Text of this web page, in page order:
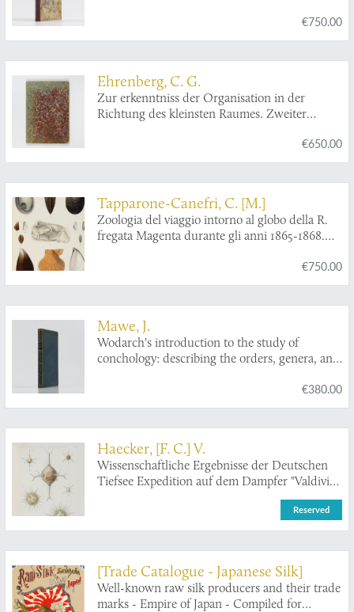
€750.00
Ehrenberg, C. G.
Zur erkenntniss der Organisation in der
Richtung des kleinsten Raumes. Zweiter
Structur der Magenthiere und Räderthiere
oder sogenannten Infusorien, nebst einer
Akademie der Wissenschaften zu Berlin im
Jahre 1831.
€650.00
Tapparone-Canefri, C. [M.]
Zoologia del viaggio intorno al globo della R.
fregata Magenta durante gli anni 1865-1868.
€750.00
Mawe, J.
Wodarch's introduction to the study of
conchology: describing the orders, genera, and
nature and properties of the animals; and
directions for collecting, preserving, and
€380.00
Haecker, [F. C.] V.
Wissenschaftliche Ergebnisse der Deutschen
Tiefsee Expedition auf dem Dampfer "Valdivia"
1898-1899. Vierzehnter Band. Tiefsee-
Reserved
[Trade Catalogue - Japanese Silk]
Well-known raw silk producers and their trade
marks - Empire of Japan - Compiled for